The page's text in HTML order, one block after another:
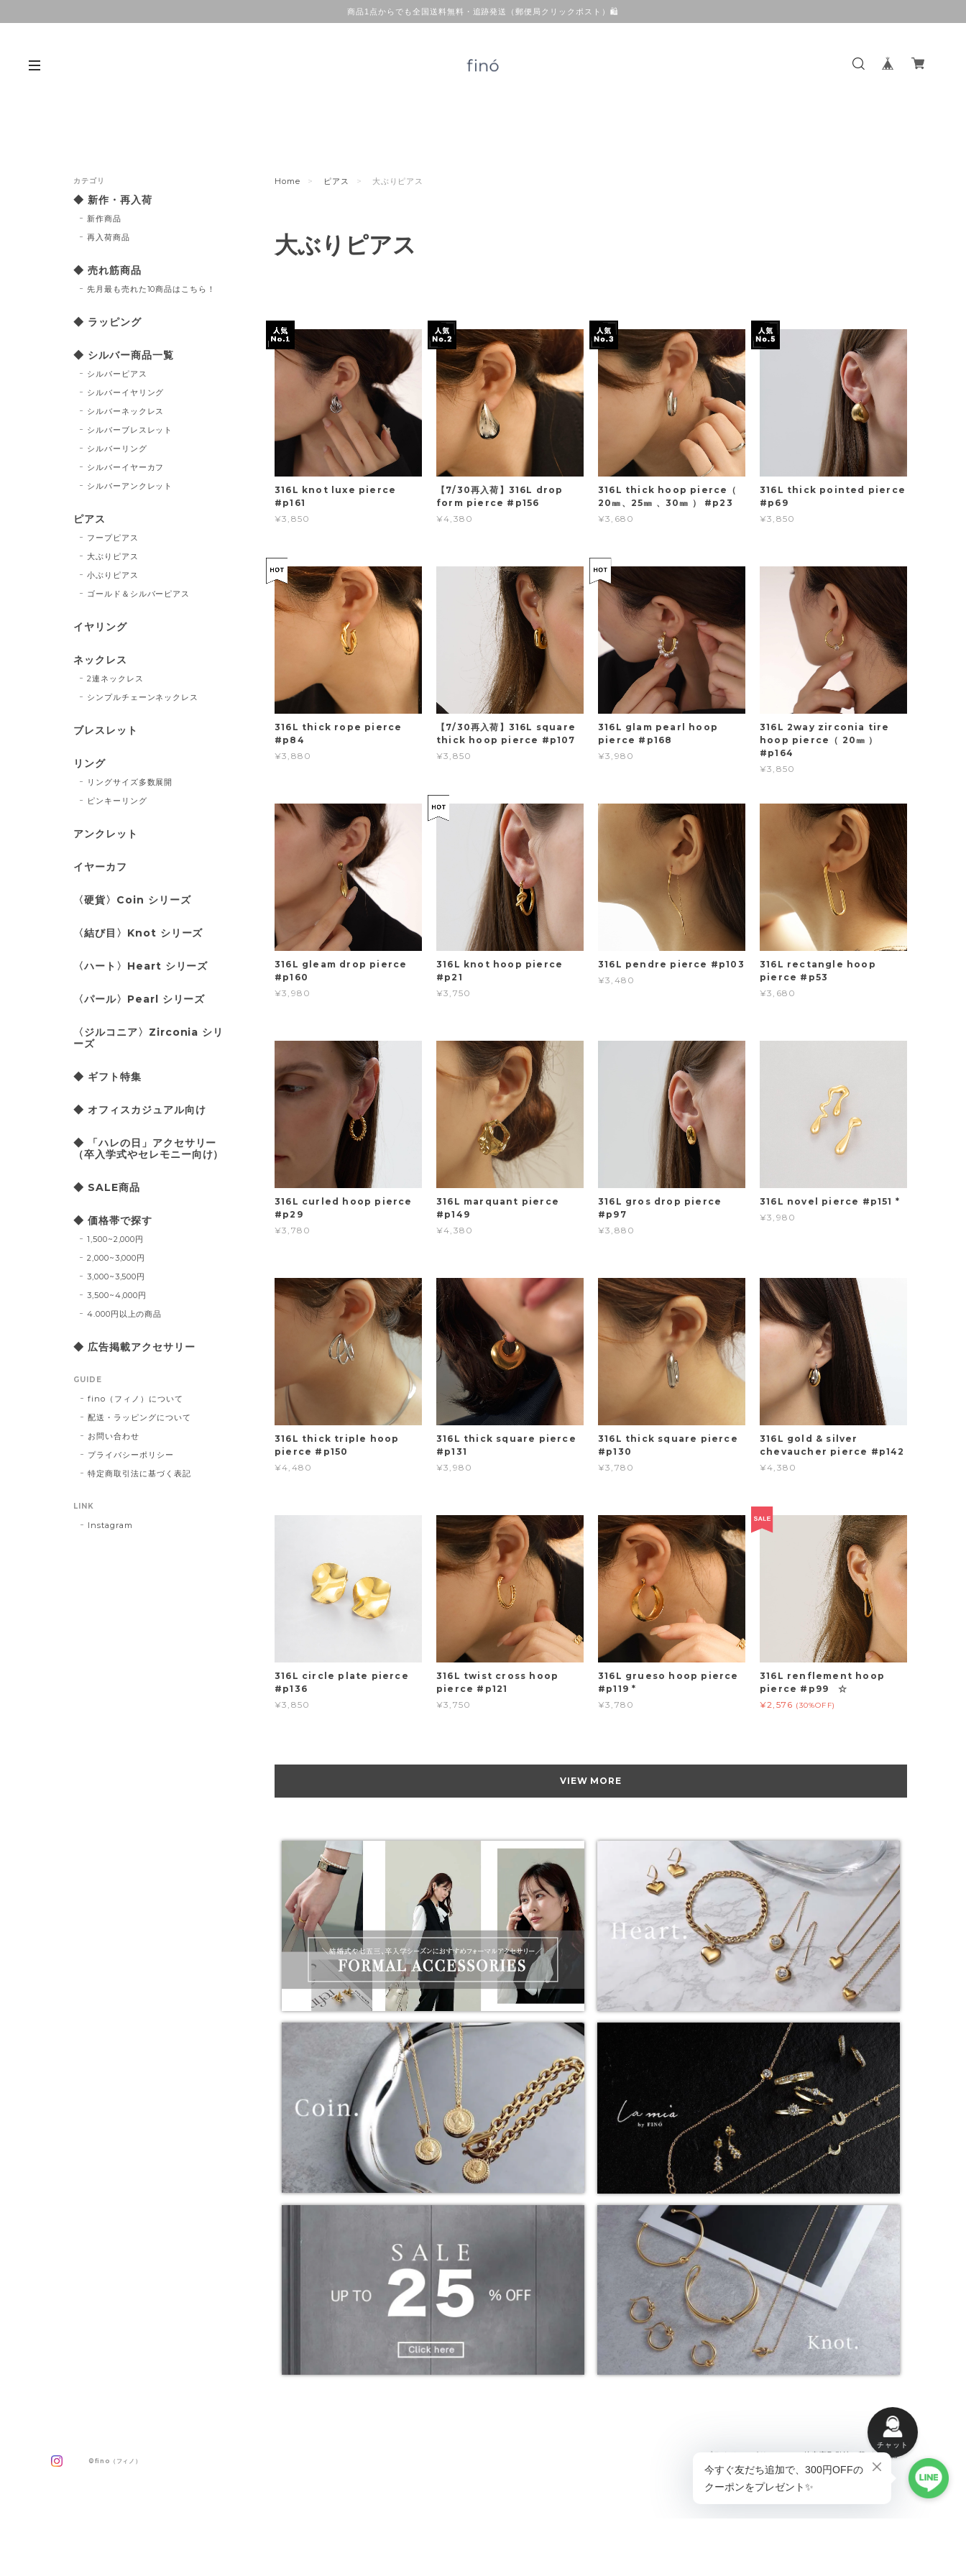
商品1点からでも全国送料無料・追跡発送（郵便局クリックポスト）🛍
Home ピアス 大ぶりピアス
大ぶりピアス
316L knot luxe pierce
#p161
¥3,850
【7/30再入荷】316L drop
form pierce #p156
¥4,380
316L thick hoop pierce（
20㎜、25㎜ 、30㎜ ） #p23
¥3,680
316L thick pointed pierce
#p69
¥3,850
316L thick rope pierce
#p84
¥3,880
【7/30再入荷】316L square
thick hoop pierce #p107
¥3,850
316L glam pearl hoop
pierce #p168
¥3,980
316L 2way zirconia tire
hoop pierce（ 20㎜ ）
#p164
¥3,850
316L gleam drop pierce
#p160
¥3,980
316L knot hoop pierce
#p21
¥3,750
316L pendre pierce #p103
¥3,480
316L rectangle hoop
pierce #p53
¥3,680
316L curled hoop pierce
#p29
¥3,780
316L marquant pierce
#p149
¥4,380
316L gros drop pierce
#p97
¥3,880
316L novel pierce #p151 *
¥3,980
316L thick triple hoop
pierce #p150
¥4,480
316L thick square pierce
#p131
¥3,980
316L thick square pierce
#p130
¥3,780
316L gold & silver
chevaucher pierce #p142
¥4,380
316L circle plate pierce
#p136
¥3,850
316L twist cross hoop
pierce #p121
¥3,750
316L grueso hoop pierce
#p119 *
¥3,780
316L renflement hoop
pierce #p99 ☆
¥2,576 (30%OFF)
VIEW MORE
カテゴリ
◆ 新作・再入荷
新作商品
再入荷商品
◆ 売れ筋商品
先月最も売れた10商品はこちら！
◆ ラッピング
◆ シルバー商品一覧
シルバーピアス
シルバーイヤリング
シルバーネックレス
シルバーブレスレット
シルバーリング
シルバーイヤーカフ
シルバーアンクレット
ピアス
フープピアス
大ぶりピアス
小ぶりピアス
ゴールド＆シルバーピアス
イヤリング
ネックレス
2連ネックレス
シンプルチェーンネックレス
ブレスレット
リング
リングサイズ多数展開
ピンキーリング
アンクレット
イヤーカフ
〈硬貨〉Coin シリーズ
〈結び目〉Knot シリーズ
〈ハート〉Heart シリーズ
〈パール〉Pearl シリーズ
〈ジルコニア〉Zirconia シリ
ーズ
◆ ギフト特集
◆ オフィスカジュアル向け
◆ 「ハレの日」アクセサリー
（卒入学式やセレモニー向け）
◆ SALE商品
◆ 価格帯で探す
1,500~2,000円
2,000~3,000円
3,000~3,500円
3,500~4,000円
4.000円以上の商品
◆ 広告掲載アクセサリー
GUIDE
fino（フィノ）について
配送・ラッピングについて
お問い合わせ
プライバシーポリシー
特定商取引法に基づく表記
LINK
Instagram
プライバシーポリシー 特定商取引法に基づく表記
©fino（フィノ）
チャット